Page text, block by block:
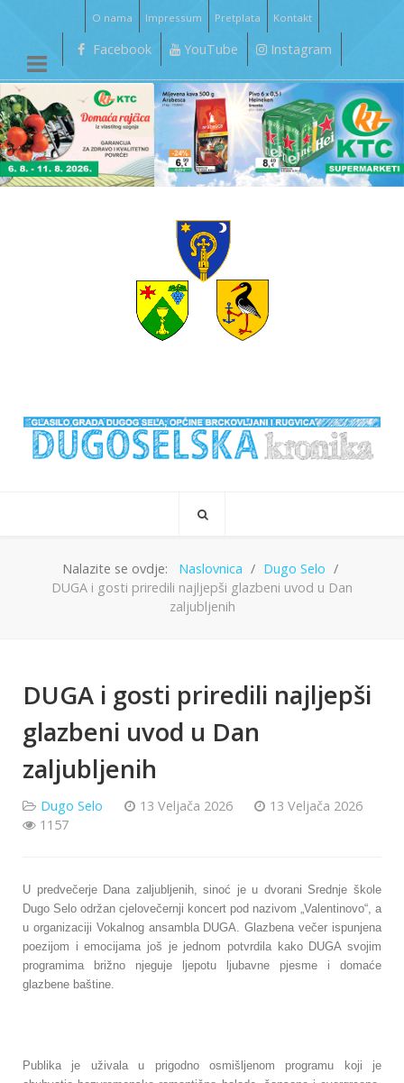
O nama Impressum Pretplata Kontakt
Facebook YouTube Instagram
Nalazite se ovdje: Naslovnica
Dugo Selo
DUGA i gosti priredili najljepši glazbeni uvod u Dan
zaljubljenih
DUGA i gosti priredili najljepši
glazbeni uvod u Dan
zaljubljenih
Dugo Selo 13 Veljača 2026
13 Veljača 2026
1157
U predvečerje Dana zaljubljenih, sinoć je u dvorani Srednje škole
Dugo Selo održan cjelovečernji koncert pod nazivom „Valentinovo“, a
u organizaciji Vokalnog ansambla DUGA. Glazbena večer ispunjena
poezijom i emocijama još je jednom potvrdila kako DUGA svojim
programima brižno njeguje ljepotu ljubavne pjesme i domaće
glazbene baštine.
Publika je uživala u prigodno osmišljenom programu koji je